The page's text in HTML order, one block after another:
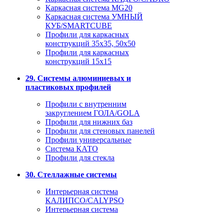
Каркасная система MG20
Каркасная система УМНЫЙ
КУБ/SMARTCUBE
Профили для каркасных
конструкций 35x35, 50x50
Профили для каркасных
конструкций 15х15
29. Системы алюминиевых и
пластиковых профилей
Профили с внутренним
закруглением ГОЛА/GOLA
Профили для нижних баз
Профили для стеновых панелей
Профили универсальные
Система КАТО
Профили для стекла
30. Стеллажные системы
Интерьерная система
КАЛИПСО/CALYPSO
Интерьерная система